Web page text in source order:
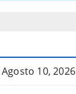
Agosto 10, 2026